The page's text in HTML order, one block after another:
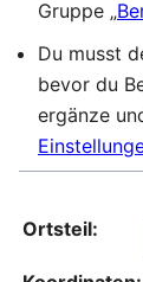
Gruppe „
Du musst
bevor du
ergänze
Ortsteil: